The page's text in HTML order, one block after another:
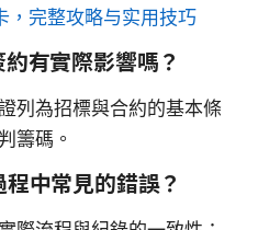
，完整攻略与实用技巧
有實際影響嗎？
列為招標與合約的基本條
籌碼。
中常見的錯誤？